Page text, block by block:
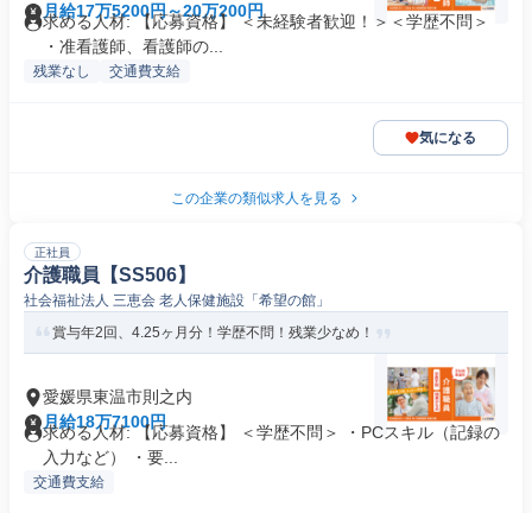
月給17万5200円～20万200円
求める人材: 【応募資格】 ＜未経験者歓迎！＞＜学歴不問＞
・准看護師、看護師の...
残業なし 交通費支給
気になる
この企業の類似求人を見る
正社員
介護職員【SS506】
社会福祉法人 三恵会 老人保健施設「希望の館」
賞与年2回、4.25ヶ月分！学歴不問！残業少なめ！
愛媛県東温市則之内
月給18万7100円
求める人材: 【応募資格】 ＜学歴不問＞ ・PCスキル（記録の
入力など） ・要...
交通費支給